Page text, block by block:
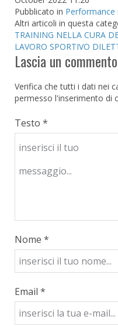
Pubblicato in Performance
Altri articoli in questa
TRAINING NELLA CURA
LAVORO SPORTIVO
Lascia un commento
Verifica che tutti i dati nei
permesso l'inserimento di
Testo *
Nome *
Email *